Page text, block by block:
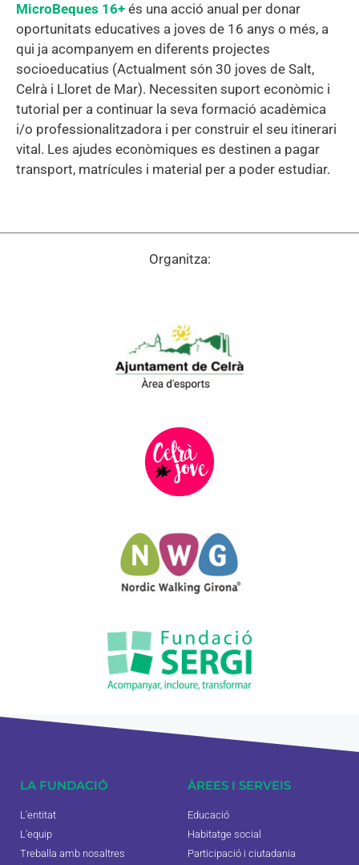
MicroBeques 16+ és una acció anual per donar
oportunitats educatives a joves de 16 anys o més, a
qui ja acompanyem en diferents projectes
socioeducatius (Actualment són 30 joves de Salt,
Celrà i Lloret de Mar). Necessiten suport econòmic i
tutorial per a continuar la seva formació acadèmica
i/o professionalitzadora i per construir el seu itinerari
vital. Les ajudes econòmiques es destinen a pagar
transport, matrícules i material per a poder estudiar.
Organitza:
LA FUNDACIÓ
L'entitat
L'equip
Treballa amb nosaltres
ÀREES I SERVEIS
Educació
Habitatge social
Participació i ciutadania